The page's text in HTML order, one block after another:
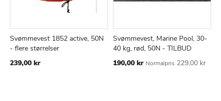
Læg i kurv
TILFØJSAMMENLIGN
Svømmevest 1852 active, 50N
- flere størrelser
239,00 kr
Læg i kurv
TILFØJ
ØNSKE
Svømmevest, Marine Pool, 30-
40 kg, rød, 50N - TILBUD
Tilbudspris
190,00 kr Normalpris 229,00 kr